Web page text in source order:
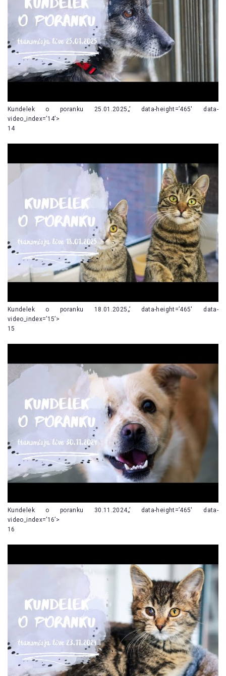
Kundelek o poranku 25.01.2025„’ data-height=’465′ data-
video_index=’14’>
14
Kundelek o poranku 18.01.2025„’ data-height=’465′ data-
video_index=’15’>
15
Kundelek o poranku 30.11.2024„’ data-height=’465′ data-
video_index=’16’>
16